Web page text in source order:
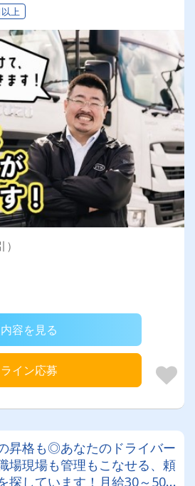
上
容を見る
イン応募
昇格も◎あなたのドライバー
場現場も管理もこなせる、頼
探しています！月給30～50